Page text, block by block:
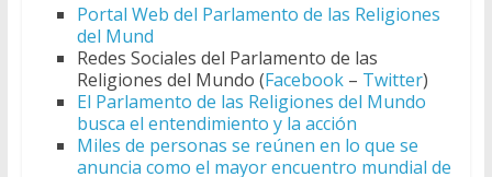
Portal Web del Parlamento de las Religiones
del Mund
Redes Sociales del Parlamento de las
Religiones del Mundo (Facebook– Twitter)
El Parlamento de las Religiones del Mundo
busca el entendimiento y la acción
Miles de personas se reúnen en lo que se
anuncia como el mayor encuentro mundial de